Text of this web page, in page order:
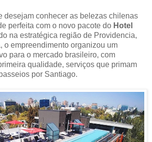
desejam conhecer as belezas chilenas
perfeita com o novo pacote do Hotel
na estratégica região de Providencia,
o empreendimento organizou um
para o mercado brasileiro, com
qualidade, serviços que primam
por Santiago.